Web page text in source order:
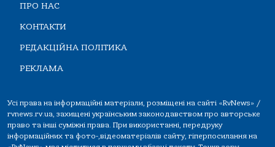
ПРО НАС
КОНТАКТИ
РЕДАКЦІЙНА ПОЛІТИКА
РЕКЛАМА
Усі права на інформаційні матеріали, розміщені на сайті «RvNews» /
rvnews.rv.ua, захищені українським законодавством про авторське
право та інші суміжні права. При використанні, передруку
інформаційних та фото-,відеоматеріалів сайту, гіперпосилання на